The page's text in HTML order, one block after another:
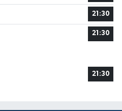
21:30
21:30
21:30